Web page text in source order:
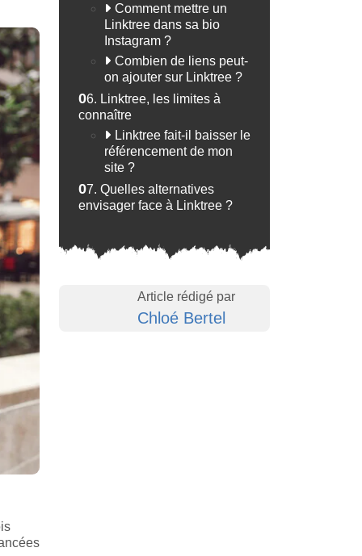
Comment mettre un
Linktree dans sa bio
Instagram ?
Combien de liens peut-
on ajouter sur Linktree ?
06. Linktree, les limites à
connaître
Linktree fait-il baisser le
référencement de mon
site ?
07. Quelles alternatives
envisager face à Linktree ?
Article rédigé par
Chloé Bertel